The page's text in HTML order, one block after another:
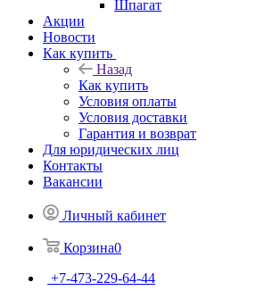
Шпагат
Акции
Новости
Как купить
Назад
Как купить
Условия оплаты
Условия доставки
Гарантия и возврат
Для юридических лиц
Контакты
Вакансии
Личный кабинет
Корзина0
+7-473-229-64-44